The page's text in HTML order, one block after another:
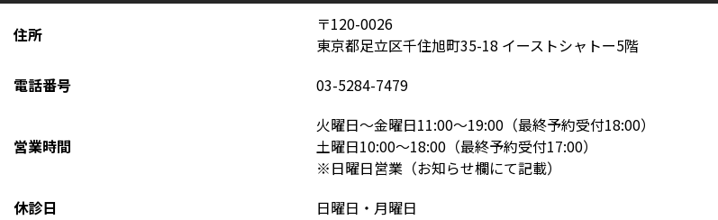
住所
〒120-0026
東京都足立区千住旭町35-18 イーストシャトー5階
電話番号
03-5284-7479
営業時間
火曜日〜金曜日11:00～19:00（最終予約受付18:00）
土曜日10:00〜18:00（最終予約受付17:00）
※日曜日営業（お知らせ欄にて記載）
休診日
日曜日・月曜日